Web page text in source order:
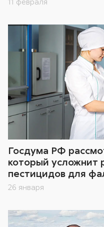
Госдума РФ
который усложнит
пестицидов для
26 января